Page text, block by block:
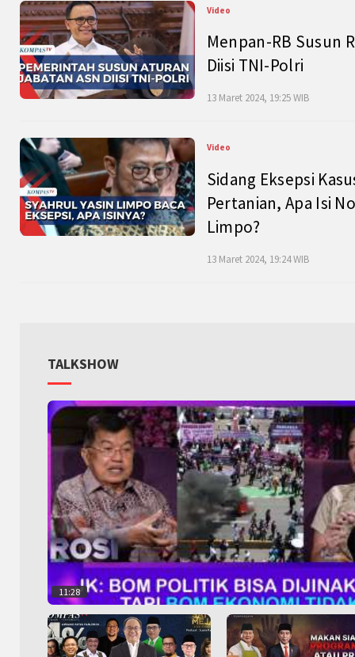
Video
Menpan-RB Susun
Diisi TNI-Polri
13 Maret 2024, 19:25 WIB
Video
Sidang Eksepsi
Pertanian, Apa Isi
Limpo?
13 Maret 2024, 19:24 WIB
TALKSHOW
11:28